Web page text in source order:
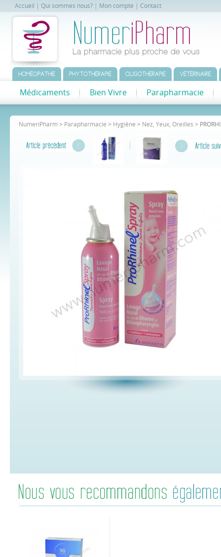
Accueil Qui sommes nous? Mon compte Contact
HOMÉOPATHIE PHYTOTHÉRAPIE OLIGOTHÉRAPIE VÉTÉRINAIRE
Médicaments Bien Vivre Parapharmacie
NumeriPharm > Parapharmacie > Hygiène > Nez, Yeux, Oreilles >